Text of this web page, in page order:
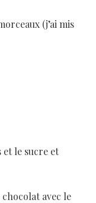
(j’ai mis
et le sucre et
avec le